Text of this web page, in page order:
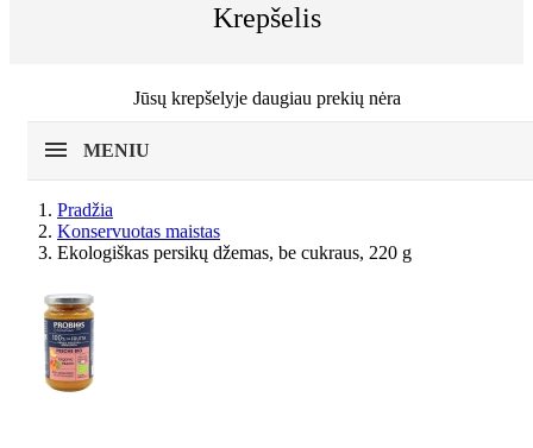
Krepšelis
Jūsų krepšelyje daugiau prekių nėra
MENIU
Pradžia
Konservuotas maistas
Ekologiškas persikų džemas, be cukraus, 220 g